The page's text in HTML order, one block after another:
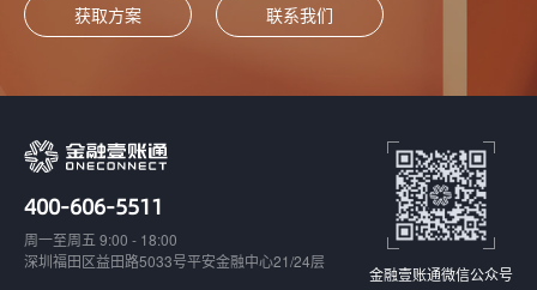
获取方案 联系我们
400-606-5511
周一至周五 9:00 - 18:00
深圳福田区益田路5033号平安金融中心21/24层
金融壹账通微信公众号